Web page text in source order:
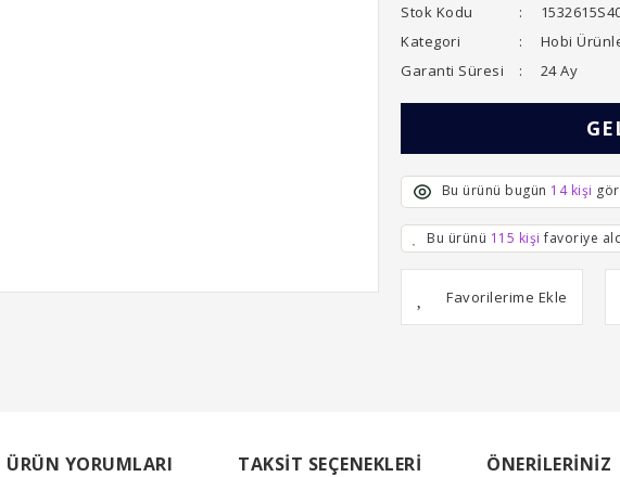
Stok Kodu
Kategori
Hobi
Garanti Süresi
24 Ay
Bu ürünü bugün 14 kişi
Bu ürünü 115 kişi favoriye
ÜRÜN YORUMLARI TAKSIT SEÇENEKLERI ÖNERILERINIZ